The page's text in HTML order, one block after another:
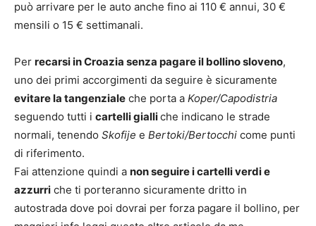
può arrivare per le auto anche fino ai 110 € annui, 30 €
mensili o 15 € settimanali.
Per recarsi in Croazia senza pagare il bollino sloveno,
uno dei primi accorgimenti da seguire è sicuramente
evitare la tangenziale che porta a Koper/Capodistria
seguendo tutti i cartelli gialliche indicano le strade
normali, tenendo Skofije e Bertoki/Bertocchi come punti
di riferimento.
Fai attenzione quindi a non seguire i cartelli verdi e
azzurri che ti porteranno sicuramente dritto in
autostrada dove poi dovrai per forza pagare il bollino, per